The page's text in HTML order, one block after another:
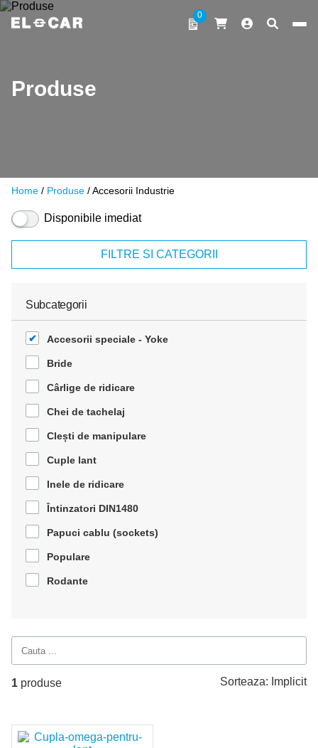
Sari la conținut
0
Produse
Home / Produse / Accesorii Industrie
Disponibile imediat
FILTRE SI CATEGORII
Subcategorii
Accesorii speciale - Yoke
Bride
Cârlige de ridicare
Chei de tachelaj
Clești de manipulare
Cuple lant
Inele de ridicare
Întinzatori DIN1480
Papuci cablu (sockets)
Populare
Rodante
1 produse Sorteaza: Implicit